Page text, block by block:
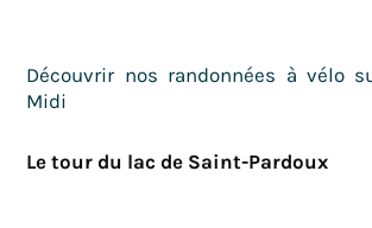
Découvrir nos randonnées à vélo
Midi
Le tour du lac de Saint-Pardoux